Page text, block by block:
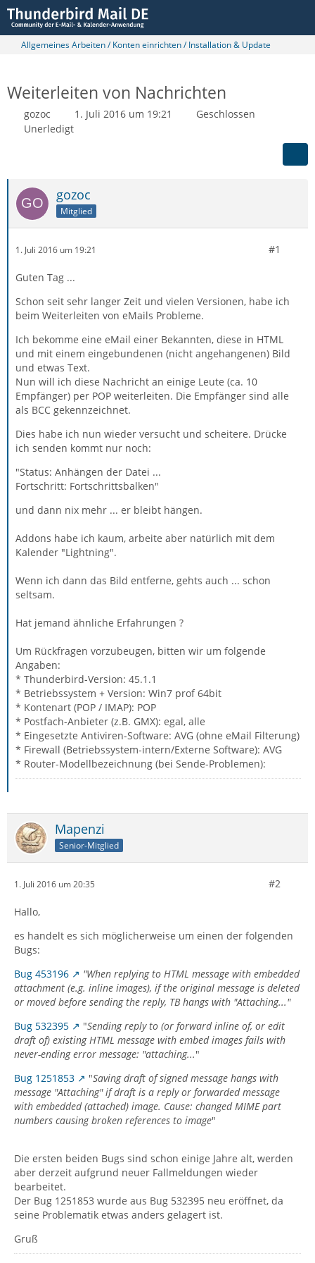
Allgemeines Arbeiten / Konten einrichten / Installation & Update
Weiterleiten von Nachrichten
gozoc 1. Juli 2016 um 19:21
Geschlossen
Unerledigt
gozoc
Mitglied
1. Juli 2016 um 19:21 #1
Guten Tag ...
Schon seit sehr langer Zeit und vielen Versionen, habe ich
beim Weiterleiten von eMails Probleme.
Ich bekomme eine eMail einer Bekannten, diese in HTML
und mit einem eingebundenen (nicht angehangenen) Bild
und etwas Text.
Nun will ich diese Nachricht an einige Leute (ca. 10
Empfänger) per POP weiterleiten. Die Empfänger sind alle
als BCC gekennzeichnet.
Dies habe ich nun wieder versucht und scheitere. Drücke
ich senden kommt nur noch:
"Status: Anhängen der Datei ...
Fortschritt: Fortschrittsbalken"
und dann nix mehr ... er bleibt hängen.
Addons habe ich kaum, arbeite aber natürlich mit dem
Kalender "Lightning".
Wenn ich dann das Bild entferne, gehts auch ... schon
seltsam.
Hat jemand ähnliche Erfahrungen ?
Um Rückfragen vorzubeugen, bitten wir um folgende
Angaben:
* Thunderbird-Version: 45.1.1
* Betriebssystem + Version: Win7 prof 64bit
* Kontenart (POP / IMAP): POP
* Postfach-Anbieter (z.B. GMX): egal, alle
* Eingesetzte Antiviren-Software: AVG (ohne eMail Filterung)
* Firewall (Betriebssystem-intern/Externe Software): AVG
* Router-Modellbezeichnung (bei Sende-Problemen):
Mapenzi
Senior-Mitglied
1. Juli 2016 um 20:35 #2
Hallo,
es handelt es sich möglicherweise um einen der folgenden
Bugs:
Bug 453196
"When replying to HTML message with embedded
attachment (e.g. inline images), if the original message is deleted
or moved before sending the reply, TB hangs with "Attaching..."
Bug 532395
"Sending reply to (or forward inline of, or edit
draft of) existing HTML message with embed images fails with
never-ending error message: "attaching..."
Bug 1251853
"Saving draft of signed message hangs with
message "Attaching" if draft is a reply or forwarded message
with embedded (attached) image. Cause: changed MIME part
numbers causing broken references to image"
Die ersten beiden Bugs sind schon einige Jahre alt, werden
aber derzeit aufgrund neuer Fallmeldungen wieder
bearbeitet.
Der Bug 1251853 wurde aus Bug 532395 neu eröffnet, da
seine Problematik etwas anders gelagert ist.
Gruß